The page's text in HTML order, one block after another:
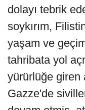
dolayı tebrik
soykırım,
yaşam ve
tahribata yol
yürürlüğe giren
Gazze'de